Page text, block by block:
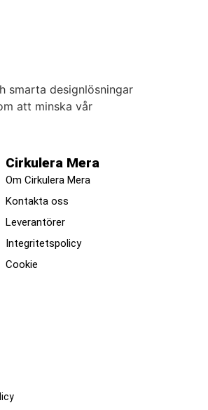
smarta designlösningar
att minska vår
Cirkulera Mera
Om Cirkulera Mera
Kontakta oss
Leverantörer
Integritetspolicy
Cookie